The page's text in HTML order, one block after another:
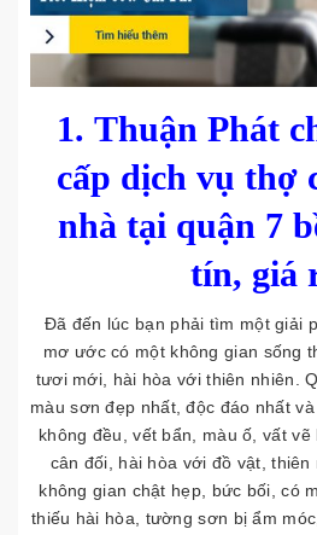
1. Thuận Phát
cấp dịch vụ thợ
nhà tại quận 7
tín, giá
Đã đến lúc bạn phải tìm một giải
mơ ước có một không gian sống
tươi mới, hài hòa với thiên nhiên.
màu sơn đẹp nhất, độc đáo nhất
không đều, vết bẩn, màu ố, vất
cân đối, hài hòa với đồ vật, thiên
không gian chật hẹp, bức bối, có
thiếu hài hòa, tường sơn bị ẩm